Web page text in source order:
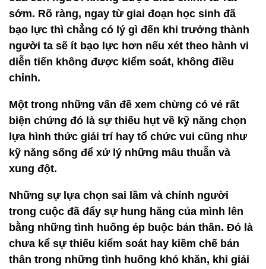
sớm. Rõ ràng, ngay từ giai đoạn học sinh đã
bạo lực thì chẳng có lý gì đến khi trưởng thành
người ta sẽ ít bạo lực hơn nếu xét theo hành vi
diễn tiến không được kiểm soát, không điều
chỉnh.
Một trong những vấn đề xem chừng có vẻ rất
biện chứng đó là sự thiếu hụt về kỹ năng chọn
lựa hình thức giải trí hay tổ chức vui cũng như
kỹ năng sống để xử lý những mâu thuẫn và
xung đột.
Những sự lựa chọn sai lầm và chính người
trong cuộc đã đẩy sự hung hăng của mình lên
bằng những tình huống ép buộc bản thân. Đó là
chưa kể sự thiếu kiểm soát hay kiềm chế bản
thân trong những tình huống khó khăn, khi giải